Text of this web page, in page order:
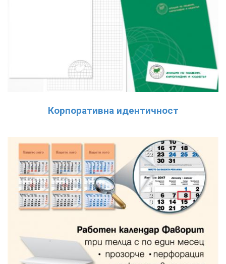
Корпоративна идентичност